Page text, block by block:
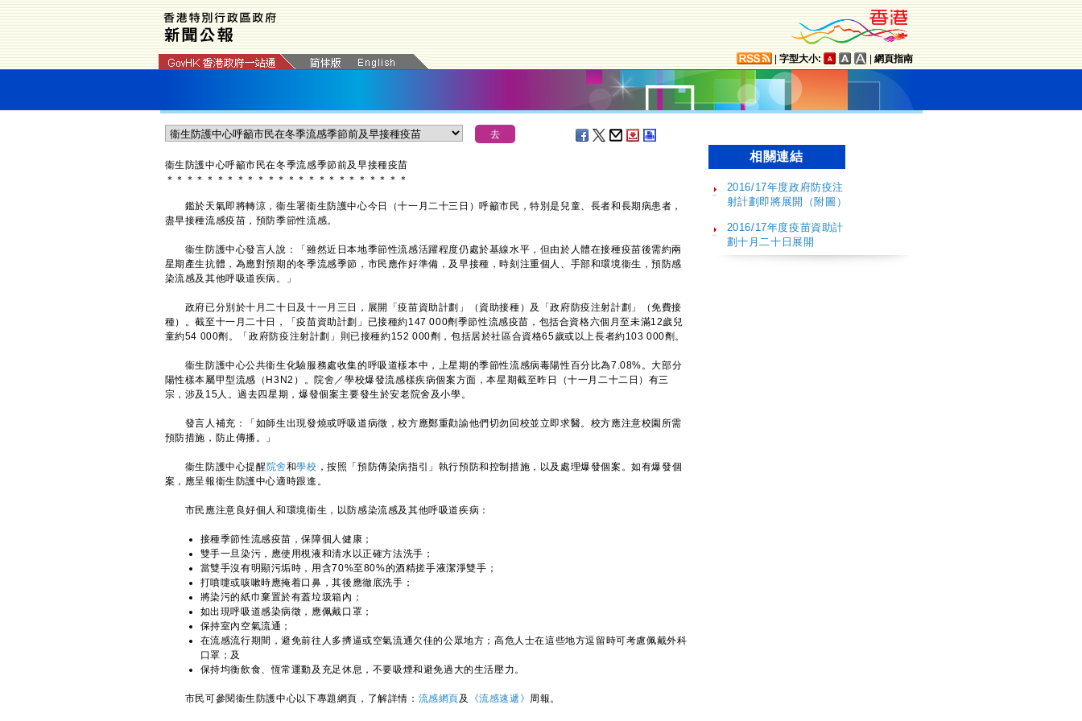
字型大小: 網頁指南
衞生防護中心呼籲市民在冬季流感季節前及早接種疫苗
＊ ＊ ＊ ＊ ＊ ＊ ＊ ＊ ＊ ＊ ＊ ＊ ＊ ＊ ＊ ＊ ＊ ＊ ＊ ＊ ＊ ＊ ＊ ＊
鑑於天氣即將轉涼，衞生署衞生防護中心今日（十一月二十三日）呼籲市民，特別是兒童、長者和長期病患者，
盡早接種流感疫苗，預防季節性流感。
衞生防護中心發言人說：「雖然近日本地季節性流感活躍程度仍處於基線水平，但由於人體在接種疫苗後需約兩
星期產生抗體，為應對預期的冬季流感季節，市民應作好準備，及早接種，時刻注重個人、手部和環境衞生，預防感
染流感及其他呼吸道疾病。」
政府已分別於十月二十日及十一月三日，展開「疫苗資助計劃」（資助接種）及「政府防疫注射計劃」（免費接
種）。截至十一月二十日，「疫苗資助計劃」已接種約147 000劑季節性流感疫苗，包括合資格六個月至未滿12歲兒
童約54 000劑。「政府防疫注射計劃」則已接種約152 000劑，包括居於社區合資格65歲或以上長者約103 000劑。
衞生防護中心公共衞生化驗服務處收集的呼吸道樣本中，上星期的季節性流感病毒陽性百分比為7.08%。大部分
陽性樣本屬甲型流感（H3N2）。院舍／學校爆發流感樣疾病個案方面，本星期截至昨日（十一月二十二日）有三
宗，涉及15人。過去四星期，爆發個案主要發生於安老院舍及小學。
發言人補充：「如師生出現發燒或呼吸道病徵，校方應鄭重勸諭他們切勿回校並立即求醫。校方應注意校園所需
預防措施，防止傳播。」
衞生防護中心提醒 院舍和學校 ，按照「預防傳染病指引」執行預防和控制措施，以及處理爆發個案。如有爆發個
案，應呈報衞生防護中心適時跟進。
市民應注意良好個人和環境衞生，以防感染流感及其他呼吸道疾病：
接種季節性流感疫苗，保障個人健康；
雙手一旦染污，應使用梘液和清水以正確方法洗手；
當雙手沒有明顯污垢時，用含70%至80%的酒精搓手液潔淨雙手；
打噴嚏或咳嗽時應掩着口鼻，其後應徹底洗手；
將染污的紙巾棄置於有蓋垃圾箱內；
如出現呼吸道感染病徵，應佩戴口罩；
保持室內空氣流通；
在流感流行期間，避免前往人多擠逼或空氣流通欠佳的公眾地方；高危人士在這些地方逗留時可考慮佩戴外科
口罩；及
保持均衡飲食、恆常運動及充足休息，不要吸煙和避免過大的生活壓力。
市民可參閱衞生防護中心以下專題網頁，了解詳情： 流感網頁及 《流感速遞》 周報。
相關連結
2016/17年度政府防疫注
射計劃即將展開（附圖）
2016/17年度疫苗資助計
劃十月二十日展開